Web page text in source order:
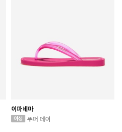
이파네마
푸퍼 데이